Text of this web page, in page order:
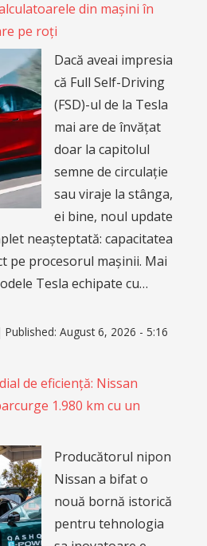
din mașini în
pe roți
Dacă aveai impresia
că Full Self-Driving
(FSD)-ul de la Tesla
mai are de învățat
doar la capitolul
semne de circulație
sau viraje la stânga,
ei bine, noul update
neașteptată: capacitatea
pe procesorul mașinii. Mai
Tesla echipate cu…
Published: August 6, 2026 - 5:16
de eficiență: Nissan
1.980 km cu un
Producătorul nipon
Nissan a bifat o
nouă bornă istorică
pentru tehnologia